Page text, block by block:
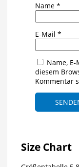
Name *
E-Mail *
Name,
diesem
Kommentar
Size Chart